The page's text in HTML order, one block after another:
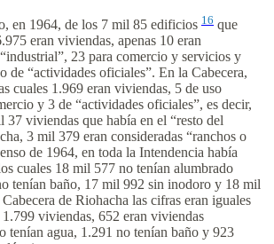
en 1964, de los 7 mil 85 edificios 16 que
eran viviendas, apenas 10 eran
23 para comercio y servicios y
de “actividades oficiales”. En la Cabecera,
cuales 1.969 eran viviendas, 5 de uso
y 3 de “actividades oficiales”, es decir,
37 viviendas que había en el “resto del
3 mil 379 eran consideradas “ranchos o
de 1964, en toda la Intendencia había
cuales 18 mil 577 no tenían alumbrado
tenían baño, 17 mil 992 sin inodoro y 18 mil
de Riohacha las cifras eran iguales
1.799 viviendas, 652 eran viviendas
tenían agua, 1.291 no tenían baño y 923